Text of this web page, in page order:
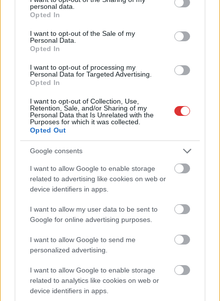
grant or deny consent to Google and its third-party tags to
use your data for below specified purposes in below Google
consent section.
personal data.
Opted In
I want to opt-out of the Sale of my
Personal Data.
Opted In
I want to opt-out of processing my
Personal Data for Targeted Advertising.
Opted In
I want to opt-out of Collection, Use,
Retention, Sale, and/or Sharing of my
Personal Data that Is Unrelated with the
Purposes for which it was collected.
Opted Out
Google consents
I want to allow Google to enable storage
related to advertising like cookies on web or
device identifiers in apps.
I want to allow my user data to be sent to
Google for online advertising purposes.
I want to allow Google to send me
personalized advertising.
I want to allow Google to enable storage
related to analytics like cookies on web or
device identifiers in apps.
Hírlevél feliratkozás
meg e-mail címét:
Megismertem és elfogadom aGDPR-szabályzat
legfrissebb információkkal és exkluzív tartalmakkal hétről hétre
A SZOL24 legfrissebb 24 cikke
Györfi Mihály több tucat vállalkozással egyeztetett a
kerékpárgyár dolgozóinak megsegítéséről
41 fok fölé forrósodott az ország, Szolnokon pedig egy másik
rekord is megdőlt